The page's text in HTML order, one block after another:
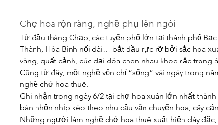
Chợ hoa rộn ràng, nghề phụ lên ngôi
Từ đầu tháng Chạp, các tuyến phố lớn tại thành phố
Thành, Hòa Bình nối dài… bắt đầu rực rỡ bởi sắc hoa
vàng, quất cảnh, cúc đại đóa chen nhau khoe sắc trong
Cũng từ đây, một nghề vốn chỉ “sống” vài ngày trong
nghề chở hoa thuê.
Ghi nhận trong ngày 6/2 tại chợ hoa xuân lớn nhất
bán nhộn nhịp kéo theo nhu cầu vận chuyển hoa, cây
Những người làm nghề chở hoa thuê xuất hiện dày đặc,